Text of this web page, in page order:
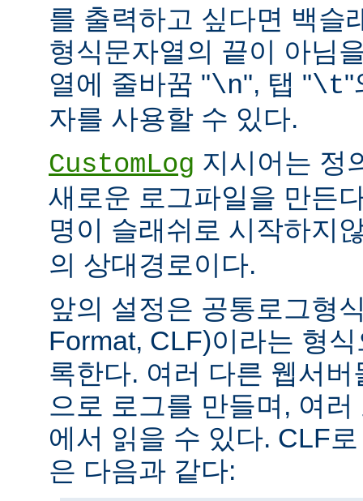
를 출력하고 싶다면 백슬
형식문자열의 끝이 아님
열에 줄바꿈 "\n", 탭 "\t"
자를 사용할 수 있다.
CustomLog 지시어는 정
새로운 로그파일을 만든
명이 슬래쉬로 시작하지
의 상대경로이다.
앞의 설정은 공통로그형
Format, CLF)이라는 형
록한다. 여러 다른 웹서
으로 로그를 만들며, 여
에서 읽을 수 있다. CLF
은 다음과 같다: